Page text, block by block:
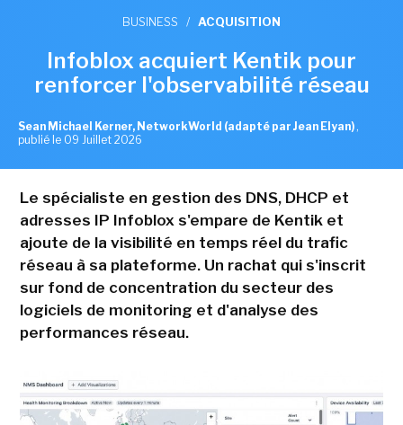
BUSINESS / ACQUISITION
Infoblox acquiert Kentik pour
renforcer l'observabilité réseau
Sean Michael Kerner, NetworkWorld (adapté par Jean Elyan) ,
publié le 09 Juillet 2026
Le spécialiste en gestion des DNS, DHCP et
adresses IP Infoblox s'empare de Kentik et
ajoute de la visibilité en temps réel du trafic
réseau à sa plateforme. Un rachat qui s'inscrit
sur fond de concentration du secteur des
logiciels de monitoring et d'analyse des
performances réseau.